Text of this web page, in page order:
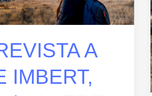
A
IMBERT,